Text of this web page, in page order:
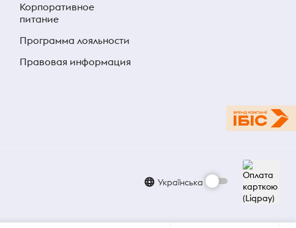
Корпоративное
питание
Программа лояльности
Правовая информация
Українська